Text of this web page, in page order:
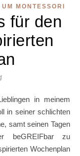
MONTESSORI
für den
in seiner schlichten
samt seinen Tagen
beGREIFbar zu
Wochenplan